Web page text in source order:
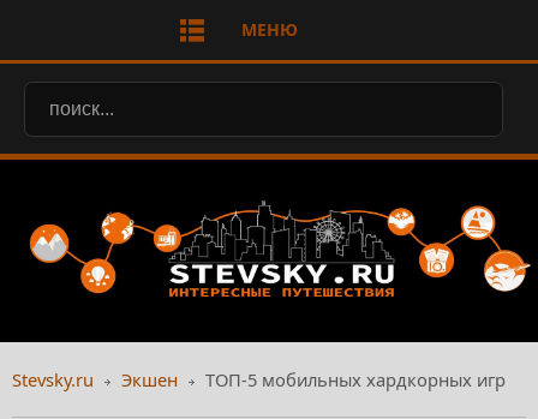
МЕНЮ
Stevsky.ru Экшен ТОП-5 мобильных хардкорных игр